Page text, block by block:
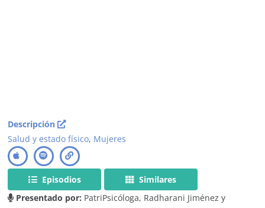
Descripción
Salud y estado físico, Mujeres
Episodios
Similares
Presentado por: PatriPsicóloga, Radharani Jiménez y